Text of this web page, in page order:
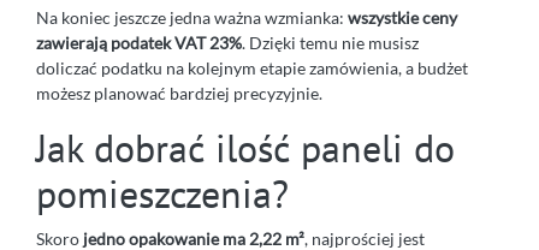
Na koniec jeszcze jedna ważna wzmianka: wszystkie ceny
zawierają podatek VAT 23%. Dzięki temu nie musisz
doliczać podatku na kolejnym etapie zamówienia, a budżet
możesz planować bardziej precyzyjnie.
Jak dobrać ilość paneli do
pomieszczenia?
Skoro jedno opakowanie ma 2,22 m², najprościej jest